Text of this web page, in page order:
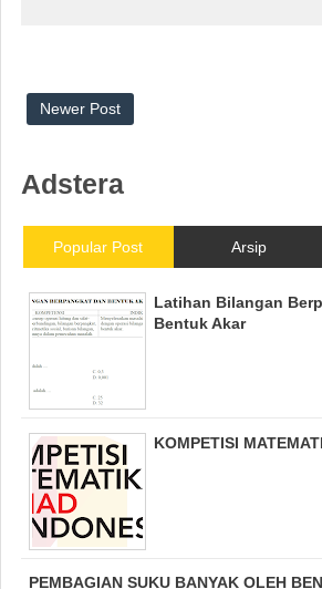
Newer Post
Adstera
Popular Post Arsip
Latihan Bilangan
Bentuk Akar
KOMPETISI
PEMBAGIAN SUKU BANYAK OLEH